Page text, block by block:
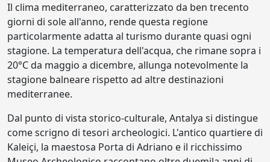
Il clima mediterraneo, caratterizzato da ben trecento
giorni di sole all'anno, rende questa regione
particolarmente adatta al turismo durante quasi ogni
stagione. La temperatura dell'acqua, che rimane sopra i
20°C da maggio a dicembre, allunga notevolmente la
stagione balneare rispetto ad altre destinazioni
mediterranee.
Dal punto di vista storico-culturale, Antalya si distingue
come scrigno di tesori archeologici. L'antico quartiere di
Kaleiçi, la maestosa Porta di Adriano e il ricchissimo